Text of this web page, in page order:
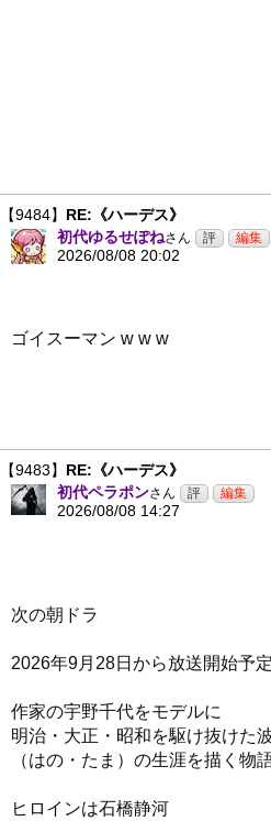
【9484】 RE:《ハーデス》
初代ゆるせぽねさん
2026/08/08 20:02
ゴイスーマン w w w
【9483】 RE:《ハーデス》
初代ペラポンさん
2026/08/08 14:27
次の朝ドラ
2026年9月28日から放送開始予
作家の宇野千代をモデルに
明治・大正・昭和を駆け抜けた
（はの・たま）の生涯を描く物
ヒロインは石橋静河